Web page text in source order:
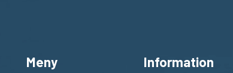
Meny Information